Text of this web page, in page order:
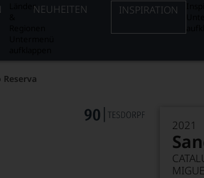
LänderNEUHEITEN INSPIRATION
Reserva
2021